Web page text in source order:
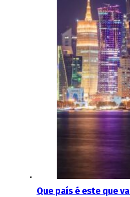
Que país é este que